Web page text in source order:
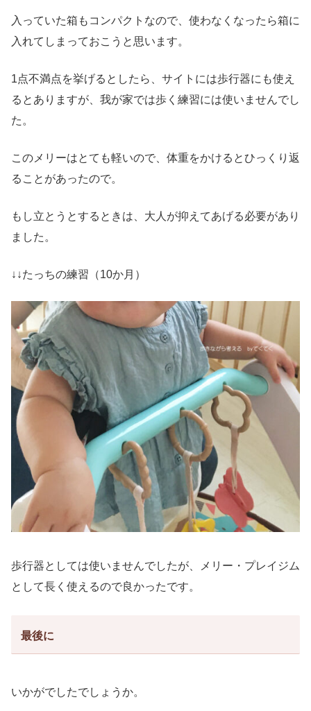
入っていた箱もコンパクトなので、使わなくなったら箱に
入れてしまっておこうと思います。
1点不満点を挙げるとしたら、サイトには歩行器にも使え
るとありますが、我が家では歩く練習には使いませんでし
た。
このメリーはとても軽いので、体重をかけるとひっくり返
ることがあったので。
もし立とうとするときは、大人が抑えてあげる必要があり
ました。
↓↓たっちの練習（10か月）
歩行器としては使いませんでしたが、メリー・プレイジム
として長く使えるので良かったです。
最後に
いかがでしたでしょうか。